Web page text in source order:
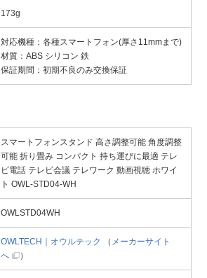
173g
対応機種：各種スマートフォン(厚さ11mmまで)
材質：ABS シリコン 鉄
保証期間：初期不良のみ交換保証
スマートフォンスタンド 高さ調整可能 角度調整
可能 折り畳み コンパクト 持ち運びに最適 テレ
ビ電話 テレビ会議 テレワーク 動画視聴 ホワイ
ト OWL-STD04-WH
OWLSTD04WH
OWLTECH｜オウルテック （ メーカーサイト
へ
）